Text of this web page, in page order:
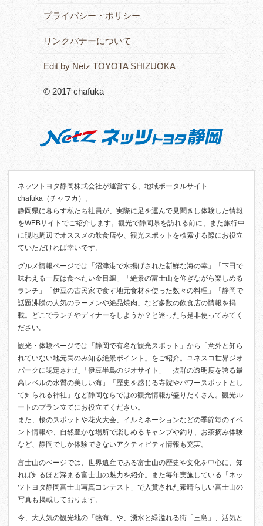
プライバシー・ポリシー
リンクバナーについて
Edit by Netz TOYOTA SHIZUOKA
© 2017 chafuka
ネッツトヨタ静岡株式会社が運営する、地域ポータルサイト
chafuka（チャフカ）。
静岡県に暮らす私たち社員が、実際に足を運んで見聞きし体験した情報
をWEBサイトでご紹介します。観光で静岡県を訪れる前に、また旅行中
に現地周辺でオススメの飲食店や、観光スポットを検索する際にお役立
ていただければ幸いです。
グルメ情報ページでは「沼津港で水揚げされた新鮮な海の幸」「下田で
味わえる一度は食べたい金目鯛」「絶景の富士山を仰ぎながら楽しめる
ランチ」「伊豆の古民家で食す地元食材を使った数々の料理」「静岡で
話題沸騰の人気のラーメンや絶品焼肉」など多数の飲食店の情報を掲
載。どこでランチやディナーをしようか？と迷ったら是非使ってみてく
ださい。
観光・体験ページでは「静岡で有名な観光スポット」から「意外と知ら
れていない地元民のみ知る絶景ポイント」をご紹介。ユネスコ世界ジオ
パークに認定された「伊豆半島のジオサイト」「抜群の透明度を誇る最
高レベルの水質の美しい海」「歴史を感じる寺院やパワースポットとし
て知られる神社」など静岡ならではの観光情報が盛りだくさん。観光ル
ートのプラン立てにお役立てください。
また、桜のスポットや花火大会、イルミネーションなどの季節毎のイベ
ント情報や、自然豊かな場所で楽しめるキャンプや釣り、お茶摘み体験
など、静岡でしか体験できないアクティビティ情報も充実。
富士山のページでは、世界遺産である富士山の歴史や文化を中心に、知
れば知るほど深まる富士山の魅力を紹介。また毎年実施している「ネッ
ツトヨタ静岡富士山写真コンテスト」で入賞された素晴らしい富士山の
写真も掲載しております。
今、大人気の観光地の「熱海」や、湧水と緑溢れる街「三島」、活気と